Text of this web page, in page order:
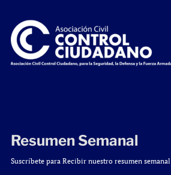
Resumen Semanal
Suscríbete para Recibir nuestro resumen